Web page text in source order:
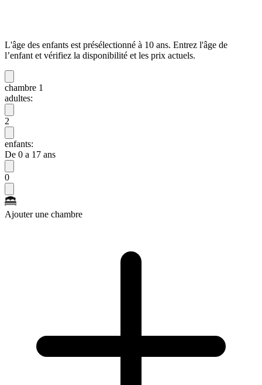
L'âge des enfants est présélectionné à 10 ans. Entrez l'âge de
l’enfant et vérifiez la disponibilité et les prix actuels.
chambre 1
adultes:
2
enfants:
De 0 a 17 ans
0
Ajouter une chambre